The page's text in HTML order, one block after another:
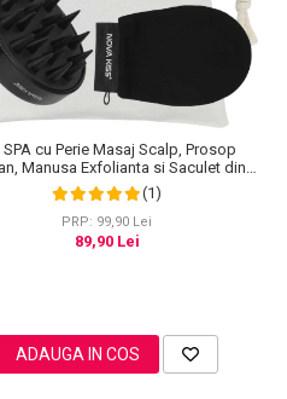
SPA cu Perie Masaj Scalp, Prosop
Manusa Exfolianta si Saculet din
Bumbac, NOVA KISS®
(1)
PRP: 99,90 Lei
89,90 Lei
ADAUGA IN COS